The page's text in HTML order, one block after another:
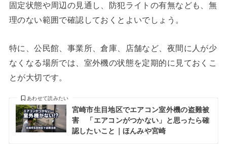
固定状態や周辺の見通し、防犯ライトの有無なども、無
理のない範囲で確認しておくとよいでしょう。
特に、公民館、事業所、倉庫、店舗など、夜間に人が少
なくなる場所では、室外機の状態を定期的に見ておくこ
とが大切です。
宮崎市生目地区でエアコン室外機の盗難被
害 「エアコンがつかない」と思ったら確
認したいこと｜ほんみや宮崎
あわせて読みたい